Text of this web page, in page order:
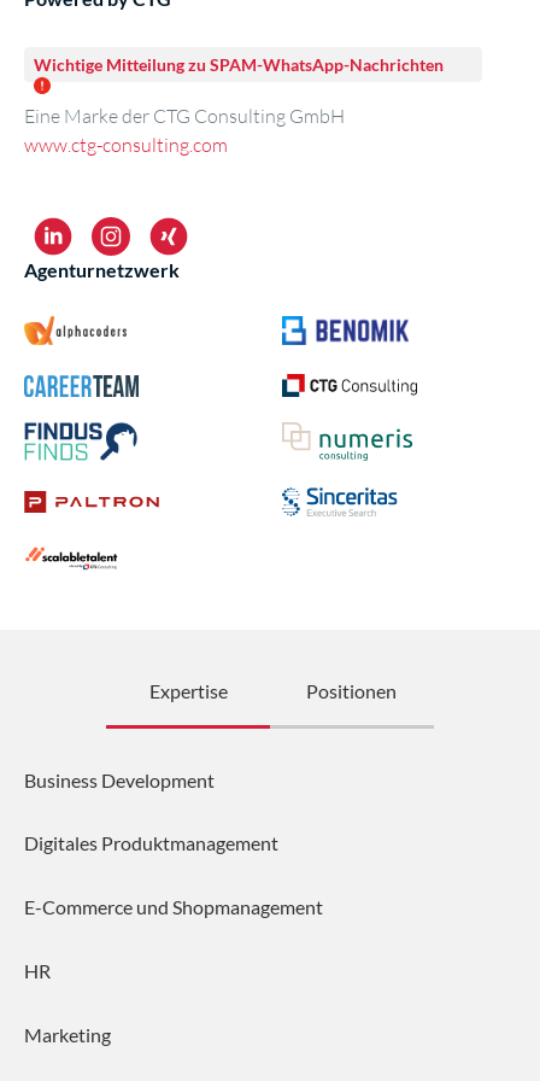
Wichtige Mitteilung zu SPAM-WhatsApp-Nachrichten
Eine Marke der CTG Consulting GmbH
www.ctg-consulting.com
Agenturnetzwerk
Expertise Positionen
Business Development
Digitales Produktmanagement
E-Commerce und Shopmanagement
HR
Marketing